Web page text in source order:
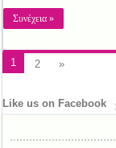
Συνέχεια »
1 2 »
Like us on Facebook